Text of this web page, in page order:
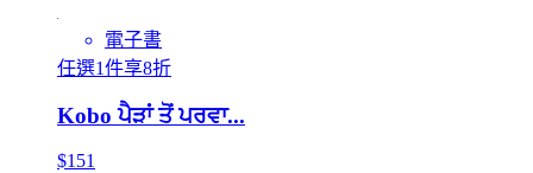
電子書
任選1件享8折
Kobo ਪੈੜਾਂ ਤੋਂ ਪਰਵਾ...
$151